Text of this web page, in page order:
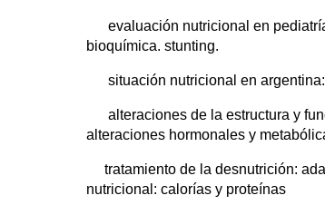
evaluación nutricional en
bioquímica. stunting.
situación nutricional en
alteraciones de la estructura y
alteraciones hormonales y
tratamiento de la desnutrición:
nutricional: calorías y proteínas